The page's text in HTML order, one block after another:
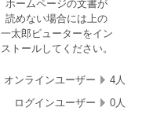
ホームページの文書が
読めない場合には上の
一太郎ビューターをイン
ストールしてください。
オンラインユーザー
4人
ログインユーザー
0人